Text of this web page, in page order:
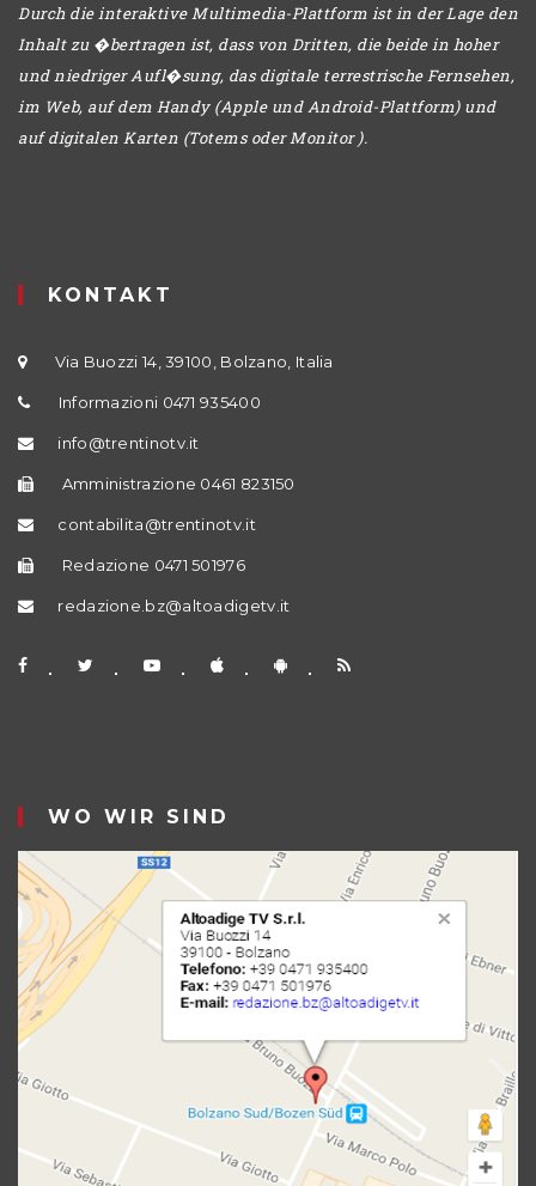
Durch die interaktive Multimedia-Plattform ist in der Lage den
Inhalt zu �bertragen ist, dass von Dritten, die beide in hoher
und niedriger Aufl�sung, das digitale terrestrische Fernsehen,
im Web, auf dem Handy (Apple und Android-Plattform) und
auf digitalen Karten (Totems oder Monitor ).
KONTAKT
Via Buozzi 14, 39100, Bolzano, Italia
Informazioni 0471 935400
info@trentinotv.it
Amministrazione 0461 823150
contabilita@trentinotv.it
Redazione 0471 501976
redazione.bz@altoadigetv.it
WO WIR SIND